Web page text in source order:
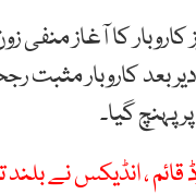
نے بلند ترین ایک لاکھ 9